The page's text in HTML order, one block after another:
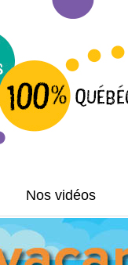
Nos vidéos